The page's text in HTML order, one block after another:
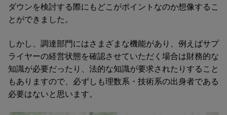
ダウンを検討する際にもどこがポイントなのか想像するこ
とができました。
しかし、調達部門にはさまざまな機能があり、例えばサプ
ライヤーの経営状態を確認させていただく場合は財務的な
知識が必要だったり、法的な知識が要求されたりすること
もありますので、必ずしも理数系・技術系の出身者である
必要はないと思います。